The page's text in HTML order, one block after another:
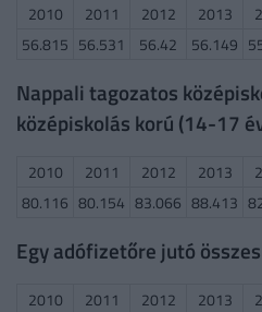
2010 2011 2012 2013
56.815 56.531 56.42 56.149
Nappali tagozatos
középiskolás korú (14-17
2010 2011 2012 2013
80.116 80.154 83.066 88.413
Egy adófizetőre jutó
2010 2011 2012 2013